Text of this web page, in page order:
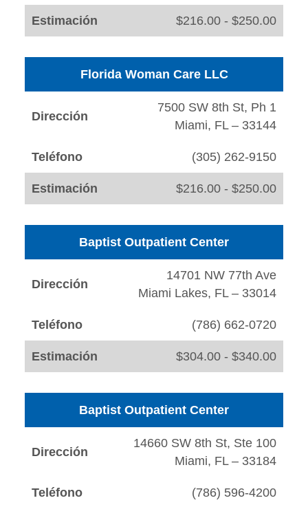
Estimación $216.00 - $250.00
Florida Woman Care LLC
Dirección
7500 SW 8th St, Ph 1
Miami, FL – 33144
Teléfono (305) 262-9150
Estimación $216.00 - $250.00
Baptist Outpatient Center
Dirección
14701 NW 77th Ave
Miami Lakes, FL – 33014
Teléfono (786) 662-0720
Estimación $304.00 - $340.00
Baptist Outpatient Center
Dirección
14660 SW 8th St, Ste 100
Miami, FL – 33184
Teléfono (786) 596-4200